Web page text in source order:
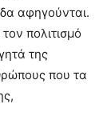
αφηγούνται.
πολιτισμό
της
που τα